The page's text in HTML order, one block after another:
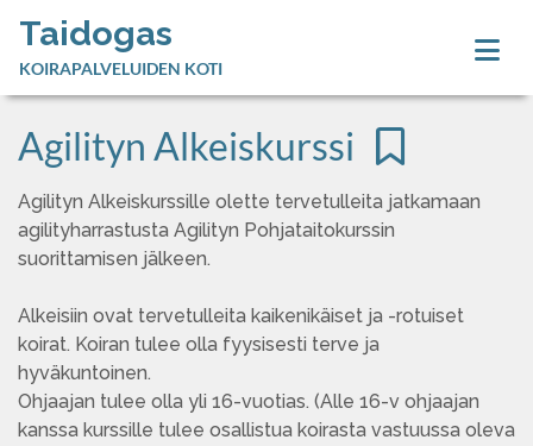
Taidogas
KOIRAPALVELUIDEN KOTI
Agilityn Alkeiskurssi
Agilityn Alkeiskurssille olette tervetulleita jatkamaan
agilityharrastusta Agilityn Pohjataitokurssin
suorittamisen jälkeen.
Alkeisiin ovat tervetulleita kaikenikäiset ja -rotuiset
koirat. Koiran tulee olla fyysisesti terve ja
hyväkuntoinen.
Ohjaajan tulee olla yli 16-vuotias. (Alle 16-v ohjaajan
kanssa kurssille tulee osallistua koirasta vastuussa oleva